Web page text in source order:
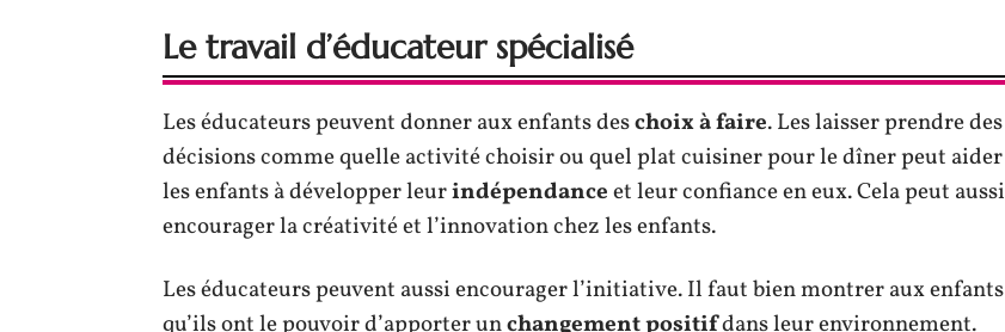
Le travail d’éducateur spécialisé
Les éducateurs peuvent donner aux enfants deschoix à faire. Les laisser prendre des
décisions comme quelle activité choisir ou quel plat cuisiner pour le dîner peut aider
les enfants à développer leurindépendanceet leur confiance en eux. Cela peut aussi
encourager la créativité et l’innovation chez les enfants.
Les éducateurs peuvent aussi encourager l’initiative. Il faut bien montrer aux enfants
qu’ils ont le pouvoir d’apporter unchangement positifdans leur environnement.